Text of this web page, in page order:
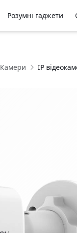
Розумні гаджети
Камери IP